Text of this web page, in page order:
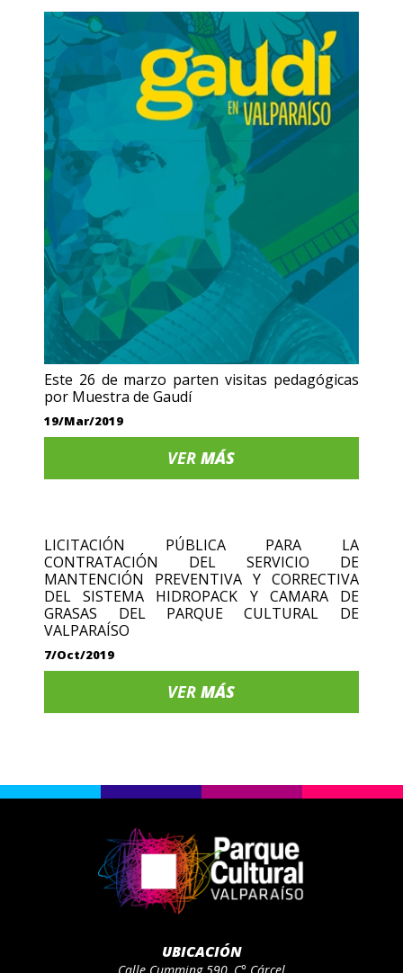
Este 26 de marzo parten visitas pedagógicas
por Muestra de Gaudí
19/Mar/2019
VERMÁS
LICITACIÓN PÚBLICA PARA LA
CONTRATACIÓN DEL SERVICIO DE
MANTENCIÓN PREVENTIVA Y CORRECTIVA
DEL SISTEMA HIDROPACK Y CAMARA DE
GRASAS DEL PARQUE CULTURAL DE
VALPARAÍSO
7/Oct/2019
VERMÁS
UBICACIÓN
Calle Cumming 590, C° Cárcel